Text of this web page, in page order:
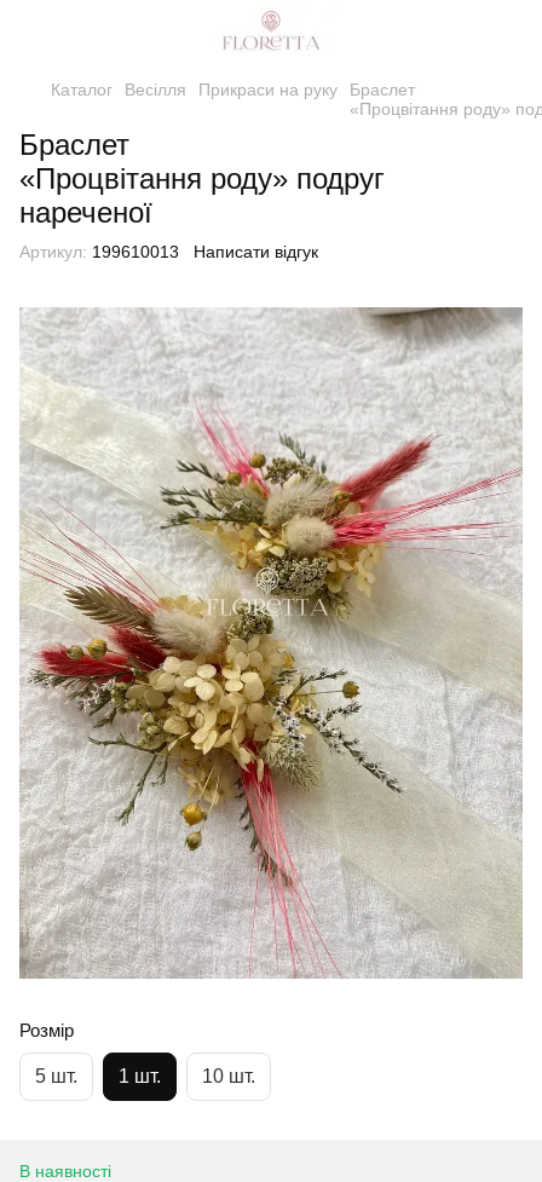
Каталог Весілля Прикраси на руку
Браслет
«Процвітання роду»
Браслет
«Процвітання роду» подруг
нареченої
Артикул: 199610013 Написати відгук
Розмір
5 шт. 1 шт. 10 шт.
В наявності